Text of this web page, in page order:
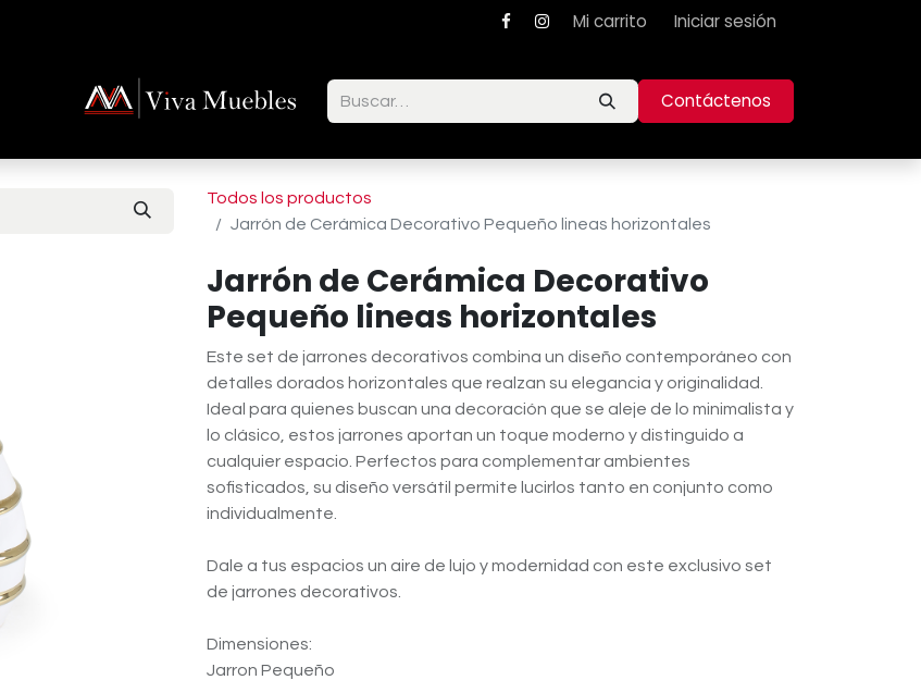
Mi carrito Iniciar sesión
Contáctenos
Todos los productos
Jarrón de Cerámica Decorativo Pequeño lineas horizontales
Jarrón de Cerámica Decorativo
Pequeño lineas horizontales
Este set de jarrones decorativos combina un diseño contemporáneo con
detalles dorados horizontales que realzan su elegancia y originalidad.
Ideal para quienes buscan una decoración que se aleje de lo minimalista y
lo clásico, estos jarrones aportan un toque moderno y distinguido a
cualquier espacio. Perfectos para complementar ambientes
sofisticados, su diseño versátil permite lucirlos tanto en conjunto como
individualmente.
Dale a tus espacios un aire de lujo y modernidad con este exclusivo set
de jarrones decorativos.
Dimensiones:
Jarron Pequeño